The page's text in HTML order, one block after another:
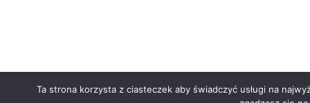
Ta strona korzysta z ciasteczek aby świadczyć usługi na